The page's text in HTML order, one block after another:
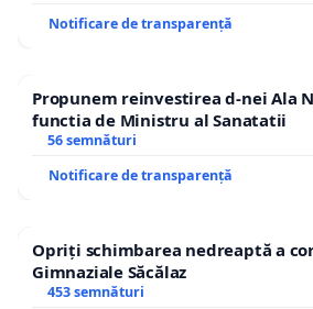
Notificare de transparență
Propunem reinvestirea d-nei Ala
functia de Ministru al Sanatatii
56 semnături
Notificare de transparență
Opriți schimbarea nedreaptă a
Gimnaziale Săcălaz
453 semnături